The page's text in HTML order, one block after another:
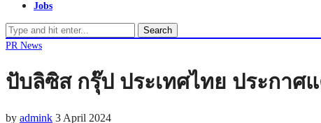
Jobs
Search
PR News
ปับลิซิส กรุ๊ป ประเทศไทย ประกาศ
by admink 3 April 2024